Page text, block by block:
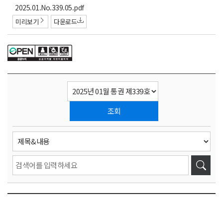
첨
부
파
2025.01.No.339.05.pdf
미리보기 다운로드
조회